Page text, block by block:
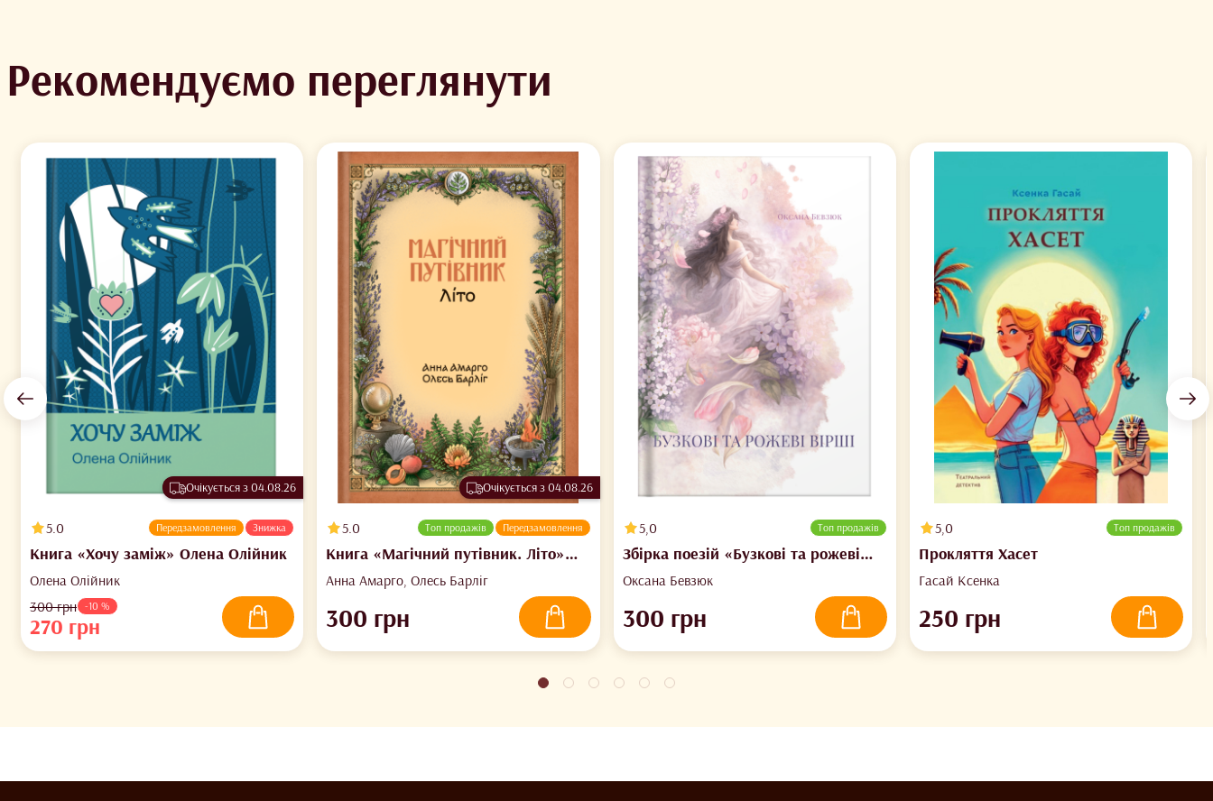
Рекомендуємо переглянути
Очікується з 04.08.26
5.0 Передзамовлення Знижка
Книга «Хочу заміж» Олена Олійник
Олена Олійник
300 грн -10 %
270 грн
Очікується з 04.08.26
5.0 Топ продажів Передзамовлення
Книга «Магічний путівник. Літо»
Анна Амарго, Олесь Барліг
Анна Амарго, Олесь Барліг
300 грн
5,0 Топ продажів
Збірка поезій «Бузкові та рожеві
вірші» Оксана Бевзюк
Оксана Бевзюк
300 грн
5,0 Топ продажів
Прокляття Хасет
Гасай Ксенка
250 грн